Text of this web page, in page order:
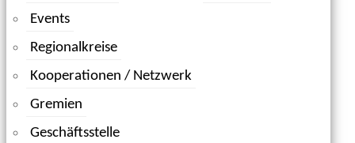
Events
Regionalkreise
Kooperationen / Netzwerk
Gremien
Geschäftsstelle